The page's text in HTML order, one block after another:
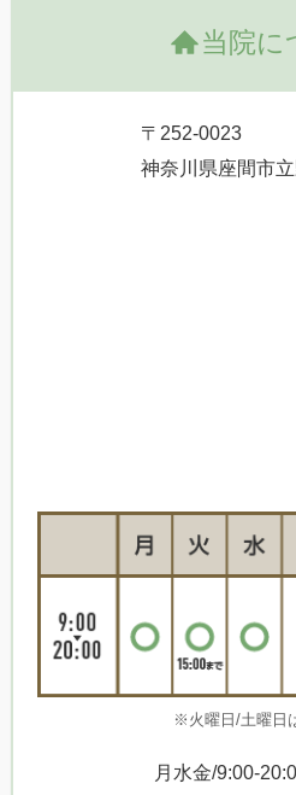
当院に
〒252-0023
神奈川県座間市
※火曜日/土曜日
月水金/9:00-